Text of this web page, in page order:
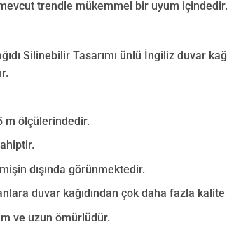
trendle mükemmel bir uyum içindedir.
Silinebilir Tasarımı ünlü İngiliz duvar
m ölçülerindedir.
dışında görünmektedir.
duvar kağıdından çok daha fazla
ve uzun ömürlüdür.